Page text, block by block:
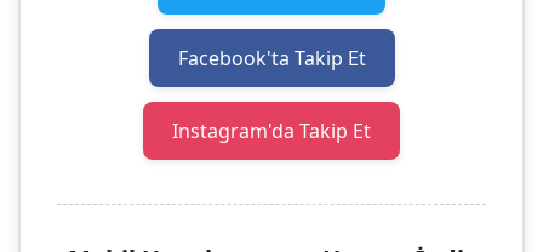
Facebook'ta Takip Et
Instagram'da Takip Et